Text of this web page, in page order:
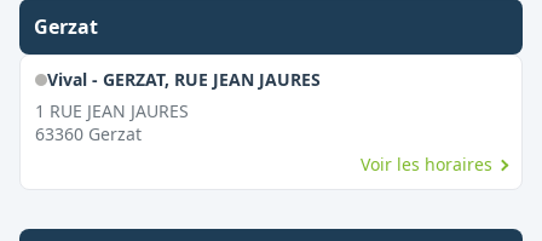
Gerzat
Vival - GERZAT, RUE JEAN JAURES
1 RUE JEAN JAURES
63360 Gerzat
Voir les horaires